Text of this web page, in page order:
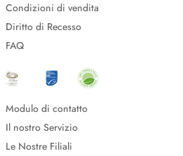
Condizioni di vendita
Diritto di Recesso
FAQ
Modulo di contatto
Il nostro Servizio
Le Nostre Filiali